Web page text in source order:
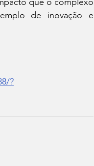
de inovação e
?